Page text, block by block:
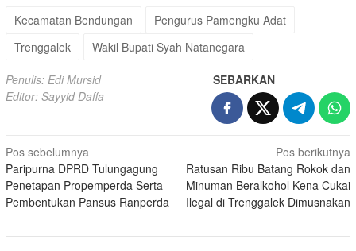
Kecamatan Bendungan
Pengurus Pamengku Adat
Trenggalek
Wakil Bupati Syah Natanegara
Penulis: Edi Mursid
Editor: Sayyid Daffa
SEBARKAN
Navigasi
pos
Pos sebelumnya
Paripurna DPRD Tulungagung
Penetapan Propemperda Serta
Pembentukan Pansus Ranperda
Pos berikutnya
Ratusan Ribu Batang Rokok dan
Minuman Beralkohol Kena Cukai
Ilegal di Trenggalek Dimusnakan